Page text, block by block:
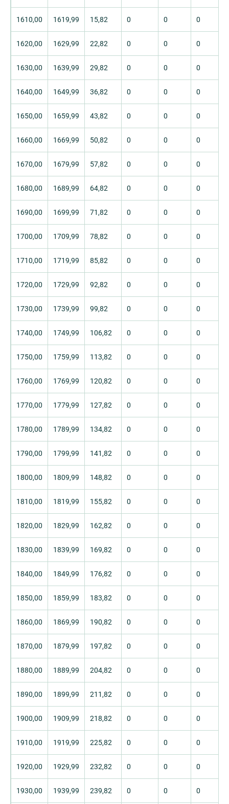
1610,00 1619,99 15,82 0 0 0
1620,00 1629,99 22,82 0 0 0
1630,00 1639,99 29,82 0 0 0
1640,00 1649,99 36,82 0 0 0
1650,00 1659,99 43,82 0 0 0
1660,00 1669,99 50,82 0 0 0
1670,00 1679,99 57,82 0 0 0
1680,00 1689,99 64,82 0 0 0
1690,00 1699,99 71,82 0 0 0
1700,00 1709,99 78,82 0 0 0
1710,00 1719,99 85,82 0 0 0
1720,00 1729,99 92,82 0 0 0
1730,00 1739,99 99,82 0 0 0
1740,00 1749,99 106,82 0 0 0
1750,00 1759,99 113,82 0 0 0
1760,00 1769,99 120,82 0 0 0
1770,00 1779,99 127,82 0 0 0
1780,00 1789,99 134,82 0 0 0
1790,00 1799,99 141,82 0 0 0
1800,00 1809,99 148,82 0 0 0
1810,00 1819,99 155,82 0 0 0
1820,00 1829,99 162,82 0 0 0
1830,00 1839,99 169,82 0 0 0
1840,00 1849,99 176,82 0 0 0
1850,00 1859,99 183,82 0 0 0
1860,00 1869,99 190,82 0 0 0
1870,00 1879,99 197,82 0 0 0
1880,00 1889,99 204,82 0 0 0
1890,00 1899,99 211,82 0 0 0
1900,00 1909,99 218,82 0 0 0
1910,00 1919,99 225,82 0 0 0
1920,00 1929,99 232,82 0 0 0
1930,00 1939,99 239,82 0 0 0